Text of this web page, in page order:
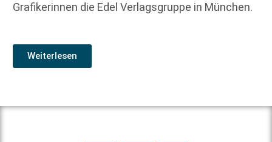
Grafikerinnen die Edel Verlagsgruppe in München.
Weiterlesen